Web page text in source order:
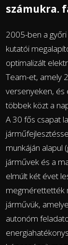
számukra.
2005-ben a
kutatói
optimalizált
Team-et, amely
versenyeken,
többek közt a
A 30 fős csapat
munkáján alapul
járművek és a
elmúlt két évet
megmérettették
járművük,
autonóm